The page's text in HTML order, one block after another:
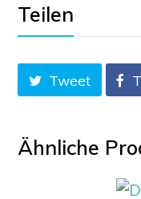
Teilen
Tweet
Ähnliche